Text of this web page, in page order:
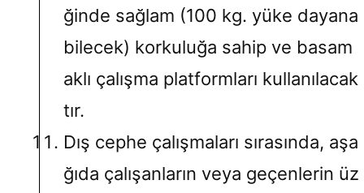
ğinde sağlam (100 kg. yüke dayana
bilecek) korkuluğa sahip ve basam
aklı çalışma platformları kullanılacak
tır.
Dış cephe çalışmaları sırasında, aşa
ğıda çalışanların veya geçenlerin üz